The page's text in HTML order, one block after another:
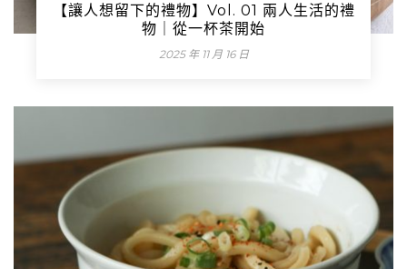
【讓人想留下的禮物】Vol. 01 兩人生活的禮
物｜從一杯茶開始
2025 年 11 月 16 日